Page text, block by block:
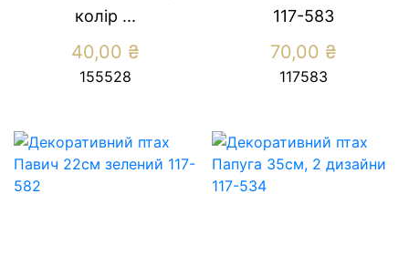
колір ...
40,00 ₴
155528
117-583
70,00 ₴
117583